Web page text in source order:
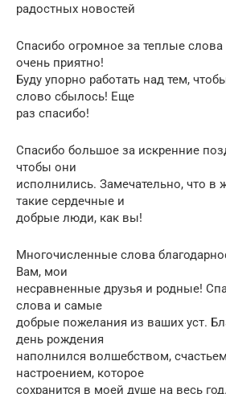
радостных новостей
Спасибо огромное за теплые
очень приятно!
Буду упорно работать над тем,
слово сбылось! Еще
раз спасибо!
Спасибо большое за искренние
чтобы они
исполнились. Замечательно, что в
такие сердечные и
добрые люди, как вы!
Многочисленные слова
Вам, мои
несравненные друзья и родные!
слова и самые
добрые пожелания из ваших уст.
день рождения
наполнился волшебством,
настроением, которое
сохранится в моей душе на весь